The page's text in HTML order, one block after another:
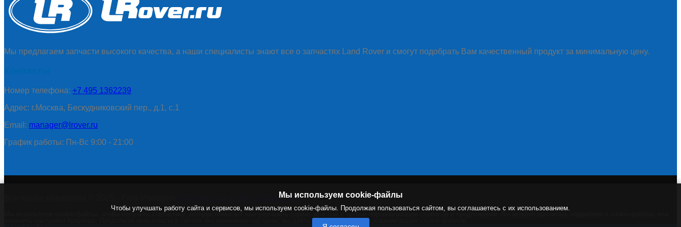
Мы используем cookie-файлы
Чтобы улучшать работу сайта и сервисов, мы используем cookie-файлы. Продолжая пользоваться сайтом, вы соглашаетесь с их использованием.
Мы предлагаем запчасти высокого качества, а наши специалисты знают все о запчастях Land Rover и смогут подобрать Вам качественный продукт за минимальную цену.
Номер телефона: +7 495 1362239
Адрес: г.Москва, Бескудниковский пер., д.1, с.1
Email: manager@lrover.ru
График работы: Пн-Вс 9:00 - 21:00
Политика конфеденциальности
Мы используем cookie-файлы, чтобы получить статистику, которая помогает нам улучшить сервис для Вас с целью персонализации сервисов и предложений. Вы можете прочитать подробнее о cookie-файлах или
изменить настройки браузера. Продолжая пользоваться сайтом без изменения настроек, вы даёте согласие на использование ваших cookie-файлов.